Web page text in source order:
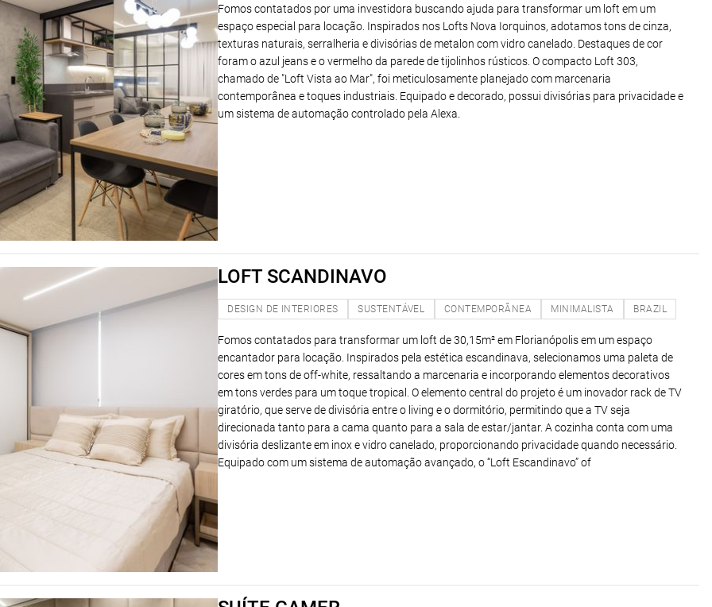
Fomos contatados por uma investidora buscando ajuda para transformar um loft em um
espaço especial para locação. Inspirados nos Lofts Nova Iorquinos, adotamos tons de cinza,
texturas naturais, serralheria e divisórias de metalon com vidro canelado. Destaques de cor
foram o azul jeans e o vermelho da parede de tijolinhos rústicos. O compacto Loft 303,
chamado de "Loft Vista ao Mar", foi meticulosamente planejado com marcenaria
contemporânea e toques industriais. Equipado e decorado, possui divisórias para privacidade e
um sistema de automação controlado pela Alexa.
LOFT SCANDINAVO
DESIGN DE INTERIORES SUSTENTÁVEL CONTEMPORÂNEA MINIMALISTA BRAZIL
Fomos contatados para transformar um loft de 30,15m² em Florianópolis em um espaço
encantador para locação. Inspirados pela estética escandinava, selecionamos uma paleta de
cores em tons de off-white, ressaltando a marcenaria e incorporando elementos decorativos
em tons verdes para um toque tropical. O elemento central do projeto é um inovador rack de TV
giratório, que serve de divisória entre o living e o dormitório, permitindo que a TV seja
direcionada tanto para a cama quanto para a sala de estar/jantar. A cozinha conta com uma
divisória deslizante em inox e vidro canelado, proporcionando privacidade quando necessário.
Equipado com um sistema de automação avançado, o “Loft Escandinavo” of